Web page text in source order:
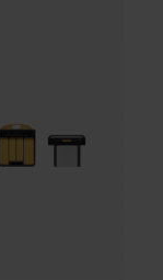
y
La
una
y
de